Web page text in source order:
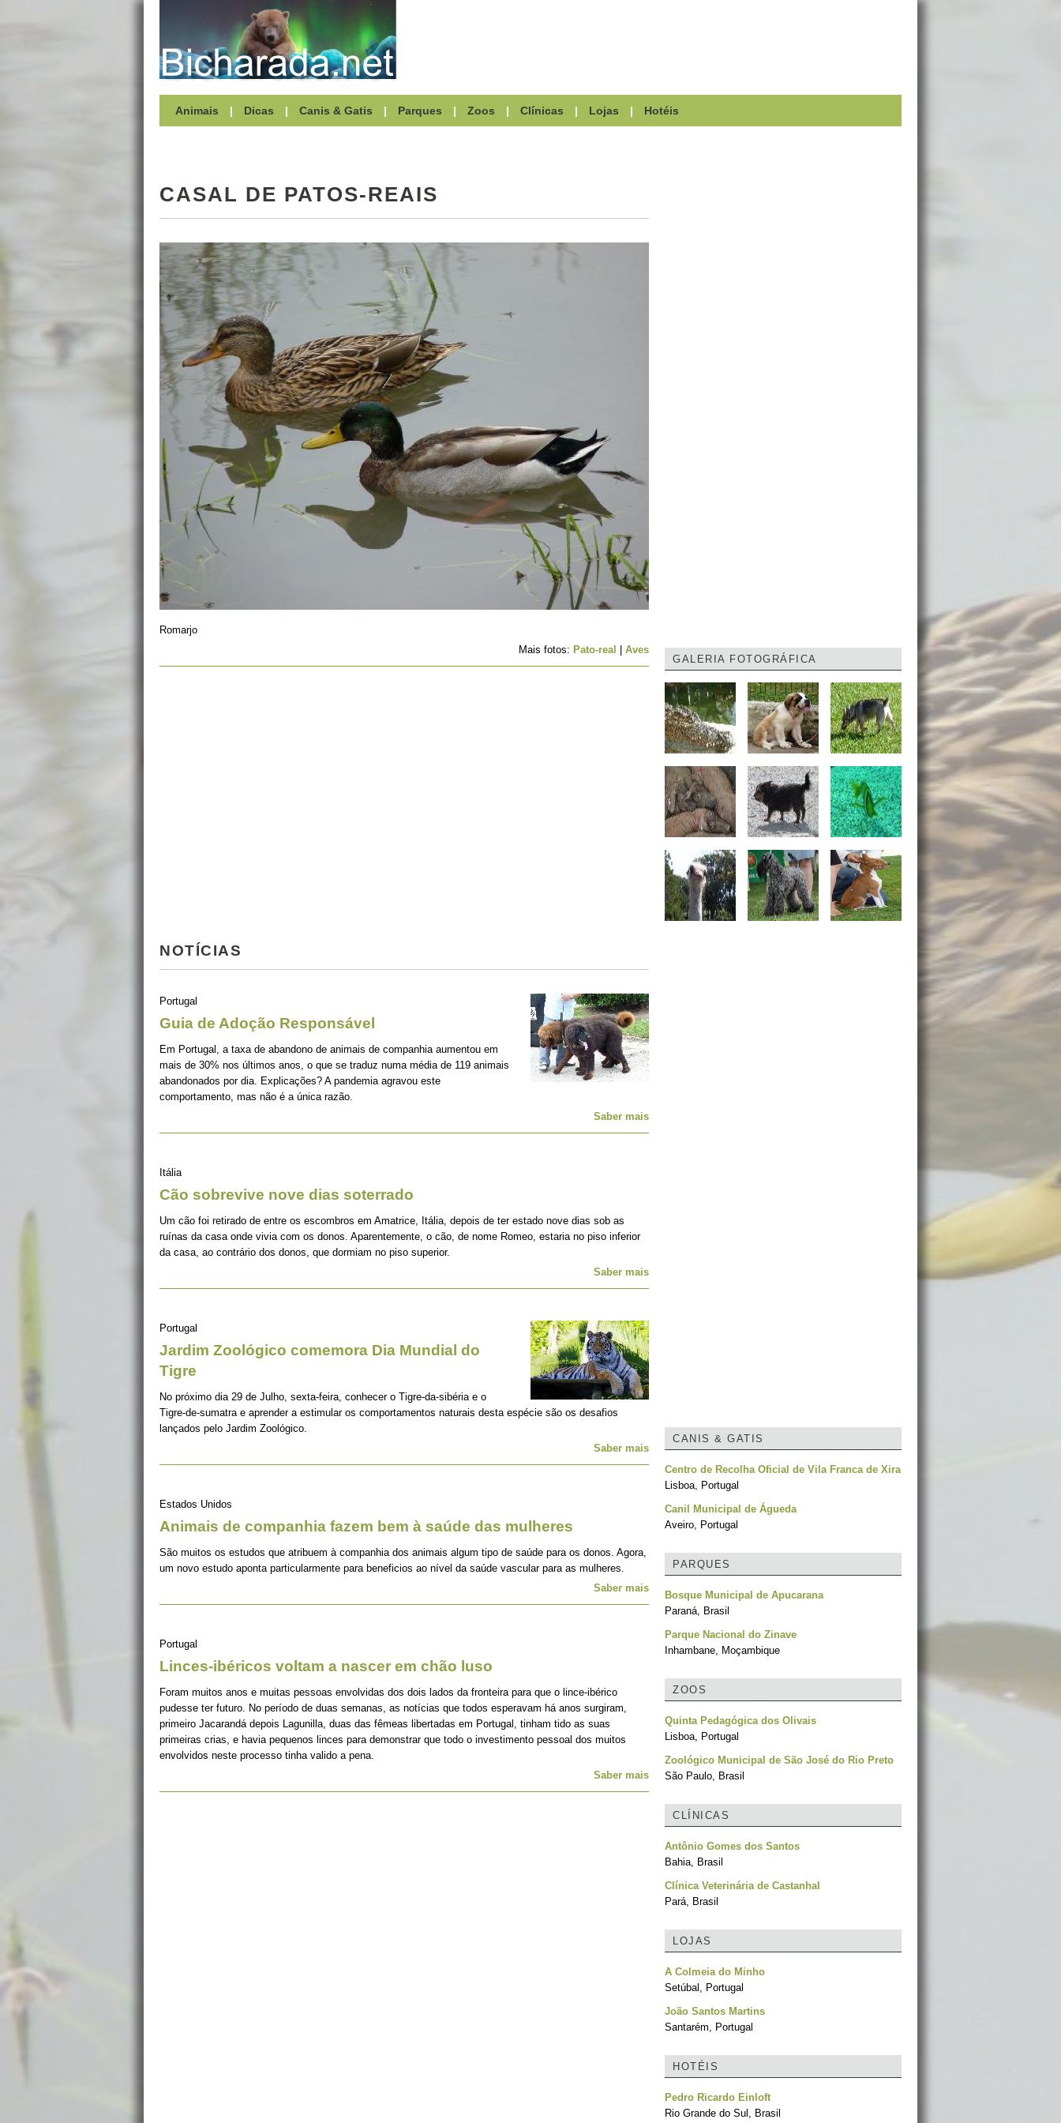
Animais | Dicas | Canis & Gatis | Parques | Zoos | Clínicas | Lojas | Hotéis
CASAL DE PATOS-REAIS
Romarjo
Mais fotos: Pato-real Aves
NOTÍCIAS
Portugal
Guia de Adoção Responsável
Em Portugal, a taxa de abandono de animais de companhia aumentou em
mais de 30% nos últimos anos, o que se traduz numa média de 119 animais
abandonados por dia. Explicações? A pandemia agravou este
comportamento, mas não é a única razão.
Saber mais
Itália
Cão sobrevive nove dias soterrado
Um cão foi retirado de entre os escombros em Amatrice, Itália, depois de ter estado nove dias sob as
ruínas da casa onde vivia com os donos. Aparentemente, o cão, de nome Romeo, estaria no piso inferior
da casa, ao contrário dos donos, que dormiam no piso superior.
Saber mais
Portugal
Jardim Zoológico comemora Dia Mundial do
Tigre
No próximo dia 29 de Julho, sexta-feira, conhecer o Tigre-da-sibéria e o
Tigre-de-sumatra e aprender a estimular os comportamentos naturais desta espécie são os desafios
lançados pelo Jardim Zoológico.
Saber mais
Estados Unidos
Animais de companhia fazem bem à saúde das mulheres
São muitos os estudos que atribuem à companhia dos animais algum tipo de saúde para os donos. Agora,
um novo estudo aponta particularmente para beneficios ao nível da saúde vascular para as mulheres.
Saber mais
Portugal
Linces-ibéricos voltam a nascer em chão luso
Foram muitos anos e muitas pessoas envolvidas dos dois lados da fronteira para que o lince-ibérico
pudesse ter futuro. No período de duas semanas, as notícias que todos esperavam há anos surgiram,
primeiro Jacarandá depois Lagunilla, duas das fêmeas libertadas em Portugal, tinham tido as suas
primeiras crias, e havia pequenos linces para demonstrar que todo o investimento pessoal dos muitos
envolvidos neste processo tinha valido a pena.
Saber mais
GALERIA FOTOGRÁFICA
CANIS & GATIS
Centro de Recolha Oficial de Vila Franca de Xira
Lisboa, Portugal
Canil Municipal de Águeda
Aveiro, Portugal
PARQUES
Bosque Municipal de Apucarana
Paraná, Brasil
Parque Nacional do Zinave
Inhambane, Moçambique
ZOOS
Quinta Pedagógica dos Olivais
Lisboa, Portugal
Zoológico Municipal de São José do Rio Preto
São Paulo, Brasil
CLÍNICAS
Antônio Gomes dos Santos
Bahia, Brasil
Clínica Veterinária de Castanhal
Pará, Brasil
LOJAS
A Colmeia do Minho
Setúbal, Portugal
João Santos Martins
Santarém, Portugal
HOTÉIS
Pedro Ricardo Einloft
Rio Grande do Sul, Brasil